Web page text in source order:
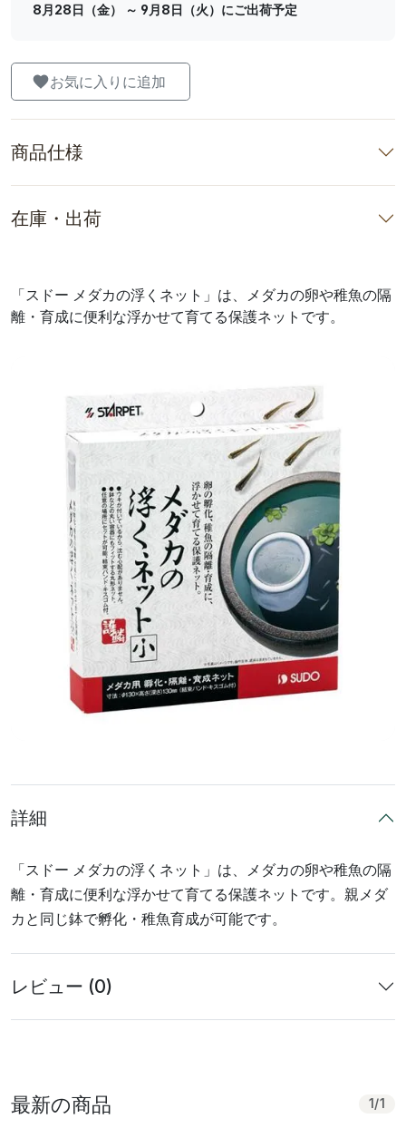
8月28日（金） ～ 9月8日（火）にご出荷予定
お気に入りに追加
商品仕様
在庫・出荷
「スドー メダカの浮くネット」は、メダカの卵や稚魚の隔
離・育成に便利な浮かせて育てる保護ネットです。
詳細
「スドー メダカの浮くネット」は、メダカの卵や稚魚の隔
離・育成に便利な浮かせて育てる保護ネットです。親メダ
カと同じ鉢で孵化・稚魚育成が可能です。
レビュー (0)
最新の商品 1 /1